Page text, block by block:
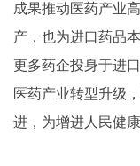
成果推动医药产业
产，也为进口药品
更多药企投身于进
医药产业转型升级
进，为增进人民健